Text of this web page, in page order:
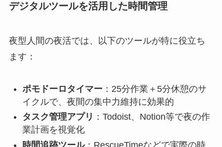
デジタルツールを活用した時間管理
夜型人間の夜活では、以下のツールが特に役立ち
ます：
ポモドーロタイマー ：25分作業＋5分休憩のサ
イクルで、夜間の集中力維持に効果的
タスク管理アプリ ：Todoist、Notion等で夜の作
業計画を視覚化
時間追跡ツール：RescueTimeなどで実際の時